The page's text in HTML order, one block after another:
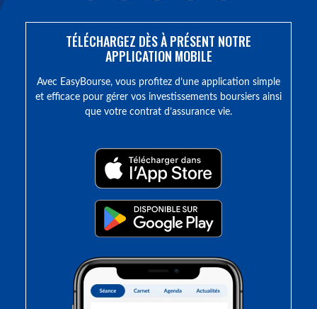
TÉLÉCHARGEZ DÈS À PRÉSENT NOTRE
APPLICATION MOBILE
Avec EasyBourse, vous profitez d’une application simple
et efficace pour gérer vos investissements boursiers ainsi
que votre contrat d’assurance vie.